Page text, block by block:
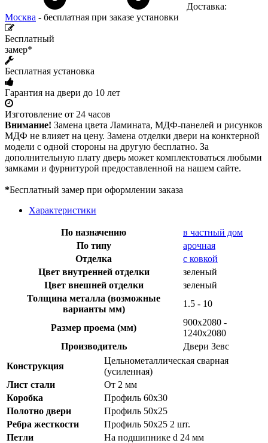
Доставка:
Москва - бесплатная при заказе установки
Бесплатный
замер*
Бесплатная установка
Гарантия на двери до 10 лет
Изготовление от 24 часов
Внимание! Замена цвета Ламината, МДФ-панелей и рисунков
МДФ не влияет на цену. Замена отделки двери на конктерной
модели с одной стороны на другую бесплатно. За
дополнительную плату дверь может комплектоваться любыми
замками и фурнитурой предоставленной на нашем сайте.
*Бесплатный замер при оформлении заказа
Характеристики
По назначению
в частный дом
По типу
арочная
Отделка
с ковкой
Цвет внутренней отделки
зеленый
Цвет внешней отделки
зеленый
Толщина металла (возможные
варианты мм)
1.5 - 10
Размер проема (мм)
900х2080 -
1240х2080
Производитель
Двери Зевс
Конструкция
Цельнометаллическая сварная
(усиленная)
Лист стали
От 2 мм
Коробка
Профиль 60х30
Полотно двери
Профиль 50х25
Ребра жесткости
Профиль 50х25 2 шт.
Петли
На подшипнике d 24 мм